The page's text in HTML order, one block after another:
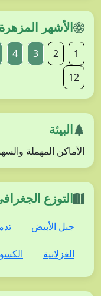
الأشهر المزهرة
1
2
3
4
12
البيئة
الأماكن المهملة
التوزع
جبل الأبيض
الغزلانية